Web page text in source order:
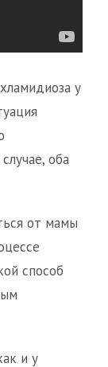
у
оба
от мамы
способ
и у